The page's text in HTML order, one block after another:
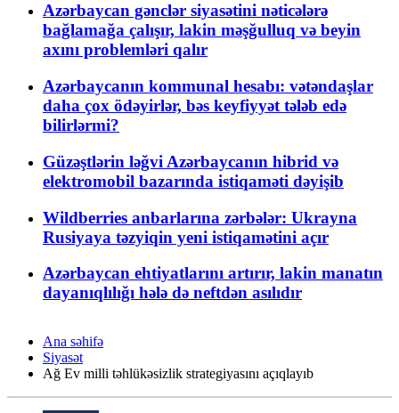
Azərbaycan gənclər siyasətini nəticələrə
bağlamağa çalışır, lakin məşğulluq və beyin
axını problemləri qalır
Azərbaycanın kommunal hesabı: vətəndaşlar
daha çox ödəyirlər, bəs keyfiyyət tələb edə
bilirlərmi?
Güzəştlərin ləğvi Azərbaycanın hibrid və
elektromobil bazarında istiqaməti dəyişib
Wildberries anbarlarına zərbələr: Ukrayna
Rusiyaya təzyiqin yeni istiqamətini açır
Azərbaycan ehtiyatlarını artırır, lakin manatın
dayanıqlılığı hələ də neftdən asılıdır
Ana səhifə
Siyasət
Ağ Ev milli təhlükəsizlik strategiyasını açıqlayıb